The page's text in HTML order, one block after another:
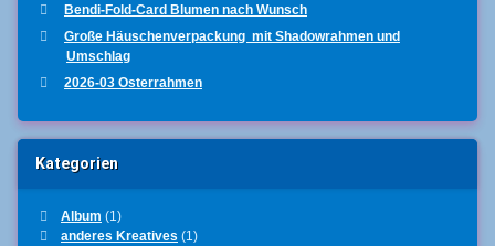
Bendi-Fold-Card Blumen nach Wunsch
Große Häuschenverpackung mit Shadowrahmen und
Umschlag
2026-03 Osterrahmen
Kategorien
Album (1)
anderes Kreatives (1)